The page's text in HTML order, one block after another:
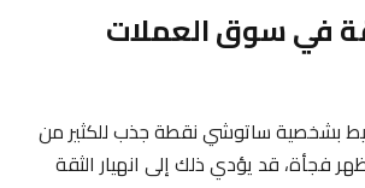
في سوق العملات
بشخصية ساتوشي نقطة جذب للكثير من
فجأة، قد يؤدي ذلك إلى انهيار الثقة